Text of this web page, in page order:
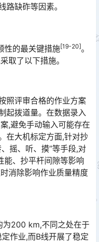
路缺砟等因素。
性的最关键措施[19-20]。
取了以下措施。
照评审合格的作业方案
起拨道量。在数据录入
,避免手动输入可能存在
在大机标定方面,针对抄
摇、听、摸”等手段,对
能、抄平杆间隙等影响
消除影响作业质量精度
为200 km,不同之处在于
作业,而B线开展了稳定